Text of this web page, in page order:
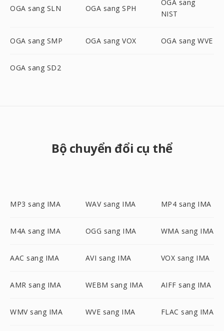
OGA sang SLN OGA sang SPH
OGA sang
NIST
OGA sang SMP OGA sang VOX OGA sang WVE
OGA sang SD2
Bộ chuyển đổi cụ thể
MP3 sang IMA WAV sang IMA MP4 sang IMA
M4A sang IMA OGG sang IMA WMA sang IMA
AAC sang IMA AVI sang IMA VOX sang IMA
AMR sang IMA WEBM sang IMA AIFF sang IMA
WMV sang IMA WVE sang IMA FLAC sang IMA